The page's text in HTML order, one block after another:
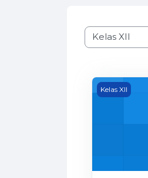
Kategori kursus
XII 1.1 sejarah
Kelas XII